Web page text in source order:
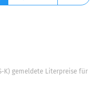
K) gemeldete Literpreise für